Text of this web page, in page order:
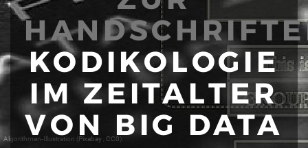
Algorithmen-Illustration (Pixabay CC0).
KODIKOLOGIE
IM ZEITALTER
VON BIG DATA